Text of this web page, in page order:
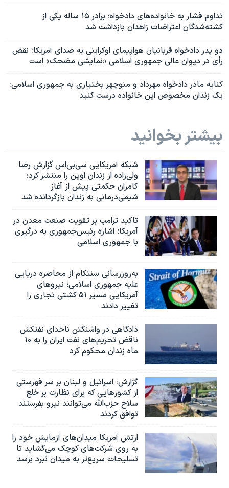
تداوم فشار به خانواده‌های دادخواه؛ برادر ۱۵ ساله یکی از
کشته‌شدگان اعتراضات زاهدان بازداشت شد
دو پدر دادخواه قربانیان هواپیمای اوکراینی به صدای آمریکا: نقض
رأی در دیوان عالی جمهوری اسلامی «نمایشی مضحک» است
کنایه مادر دادخواه مهرداد و منوچهر بختیاری به جمهوری اسلامی:
یک زندان مخصوص این خانواده درست کنید
بیشتر بخوانید
شبکه آمریکایی سی‌بی‌‌اس گزارش رضا
ولی‌زاده از زندان اوین را منتشر کرد؛
کامران حکمتی پیش از آغاز
شیمی‌درمانی به زندان بازگردانده شد
تاکید ترامپ بر تقویت صنعت معدن در
آمریکا؛ اشاره رئیس‌جمهوری به درگیری
با جمهوری اسلامی
به‌روزرسانی سنتکام از محاصره دریایی
علیه جمهوری اسلامی؛ نیروهای
آمریکایی مسیر ۵۱ کشتی تجاری را
تغییر دادند
دادگاهی در واشنگتن ناخدای نفتکش
ناقض تحریم‌های نفت ایران را به ۱۰
ماه زندان محکوم کرد
گزارش‌: اسرائيل و لبنان بر سر فهرستی
از کشورهایی که برای نظارت بر خلع
سلاح حزب‌الله می‌توانند نیرو بفرستند
توافق کردند
ارتش آمریکا میدان‌های آزمایش خود را
به روی شرکت‌های کوچک می‌گشاید تا
تسلیحات سریع‌تر به میدان نبرد برسد